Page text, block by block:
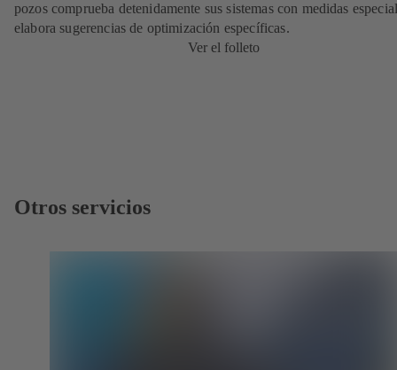
pozos comprueba detenidamente sus sistemas con medidas
elabora sugerencias de optimización específicas.
Ver el folleto
Otros servicios